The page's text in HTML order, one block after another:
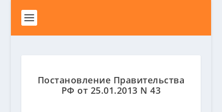
Постановление Правительства
РФ от 25.01.2013 N 43